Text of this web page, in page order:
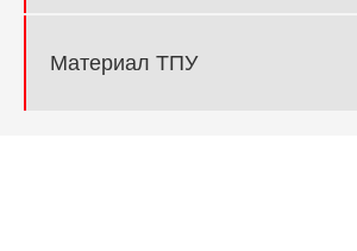
Материал ТПУ